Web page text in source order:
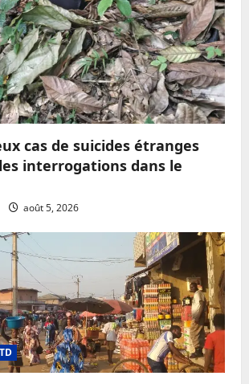
cas de suicides étranges
interrogations dans le
août 5, 2026